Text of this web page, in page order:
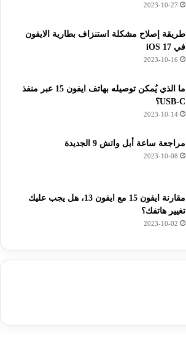
2023-10-27
طريقة إصلاح مشكلة استنزاف بطارية الايفون
في iOS 17
2023-10-16
ما الذي يُمكن توصيله بهاتف ايفون 15 عبر منفذ
USB-C؟
2023-10-14
مراجعة ساعة أبل واتش 9 الجديدة
2023-10-08
مقارنة ايفون 15 مع ايفون 13، هل يجب عليك
تغيير هاتفك؟
2023-10-02